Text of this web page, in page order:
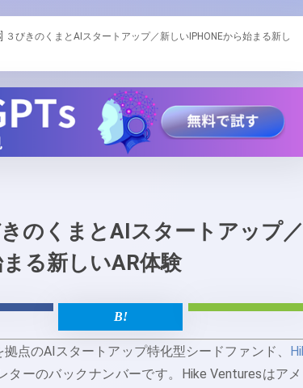
３びきのくまとAIスタートアップ／新しいIPHONEから始まる新し
きのくまとAIスタートアップ
る新しいAR体験
点のAIスタートアップ特化型シードファンド、
ターのバックナンバーです。Hike Venturesはア